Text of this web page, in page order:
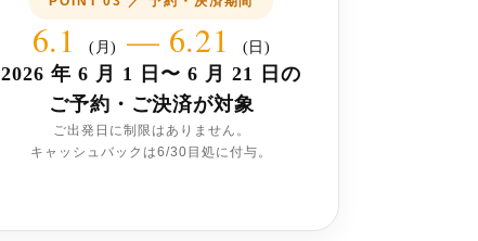
6.1 (月) — 6.21 (日)
2026 年 6 月 1 日〜 6 月 21 日の
ご予約・ご決済が対象
ご出発日に制限はありません。
キャッシュバックは6/30目処に付与。